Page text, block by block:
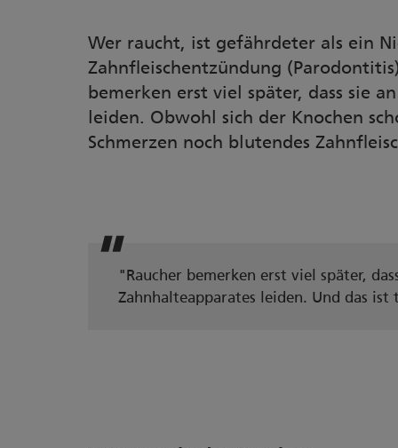
Wer raucht, ist gefährdeter als ein
Zahnfleischentzündung
bemerken erst viel später, dass sie
leiden. Obwohl sich der Knochen
Schmerzen noch blutendes
"Raucher bemerken erst viel später,
Zahnhalteapparates leiden. Und das ist